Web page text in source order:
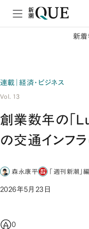
新着
連載｜経済・ビジネス
Vol. 13
創業数年の「
の交通インフ
森永康平 「週刊新潮」
2026年5月23日
0